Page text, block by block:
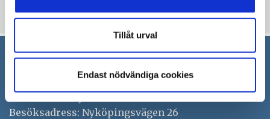
Tillåt urval
Endast nödvändiga cookies
Uppdaterad: 2022-08-31
Södertälje kommun
Besöksadress: Nyköpingsvägen 26